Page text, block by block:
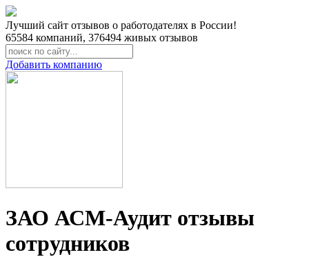
Лучший сайт отзывов о работодателях в России!
65584 компаний, 376494 живых отзывов
Добавить компанию
ЗАО АСМ-Аудит отзывы
сотрудников